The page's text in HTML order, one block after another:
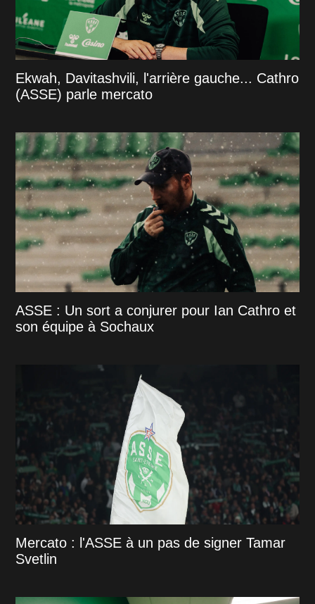
Ekwah, Davitashvili, l'arrière gauche... Cathro
(ASSE) parle mercato
ASSE : Un sort a conjurer pour Ian Cathro et
son équipe à Sochaux
Mercato : l'ASSE à un pas de signer Tamar
Svetlin